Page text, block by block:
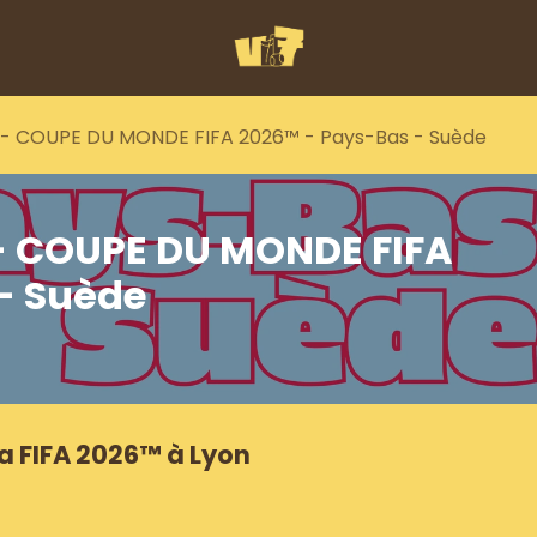
DU MONDE FIFA 2026™ - Pays-Bas - Suède
DU MONDE FIFA
Suède
2026™ à Lyon